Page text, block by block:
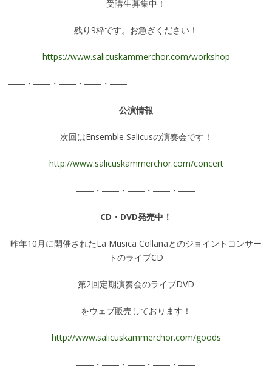
受講生募集中！
残り9枠です。お急ぎください！
https://www.salicuskammerchor.com/workshop
――・――・――・――・――
公演情報
次回はEnsemble Salicusの演奏会です！
http://www.salicuskammerchor.com/concert
――・――・――・――・――
CD・DVD発売中！
昨年10月に開催されたLa Musica Collanaとのジョイントコンサー
トのライブCD
第2回定期演奏会のライブDVD
をウェブ販売しております！
http://www.salicuskammerchor.com/goods
――・――・――・――・――